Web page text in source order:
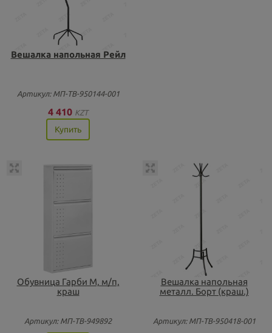
Вешалка напольная Рейл
Артикул: МП-ТВ-950144-001
4 410 KZT
Купить
Обувница Гарби М, м/п,
краш
Артикул: МП-ТВ-949892
Вешалка напольная
металл. Борт (краш.)
Артикул: МП-ТВ-950418-001